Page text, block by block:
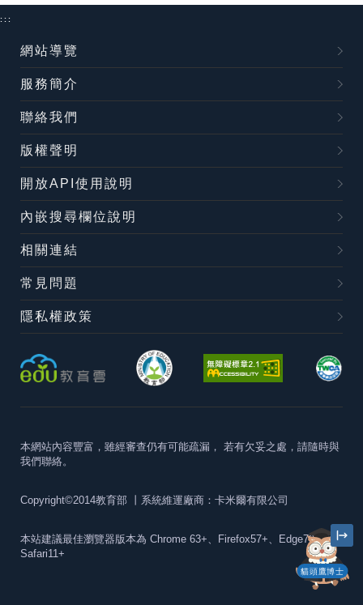
貓頭鷹博士
:::
網站導覽
服務簡介
聯絡我們
版權聲明
開放API使用說明
內嵌搜尋欄位說明
相關連結
常見問題
隱私權政策
本網站內容豐富，雖經審查仍有可能疏漏， 若有欠妥之處，請隨時與
我們聯絡。
Copyright©2014教育部 丨系統維運廠商：卡米爾有限公司
本站建議最佳瀏覽器版本為 Chrome 63+、Firefox57+、Edge79+及
Safari11+